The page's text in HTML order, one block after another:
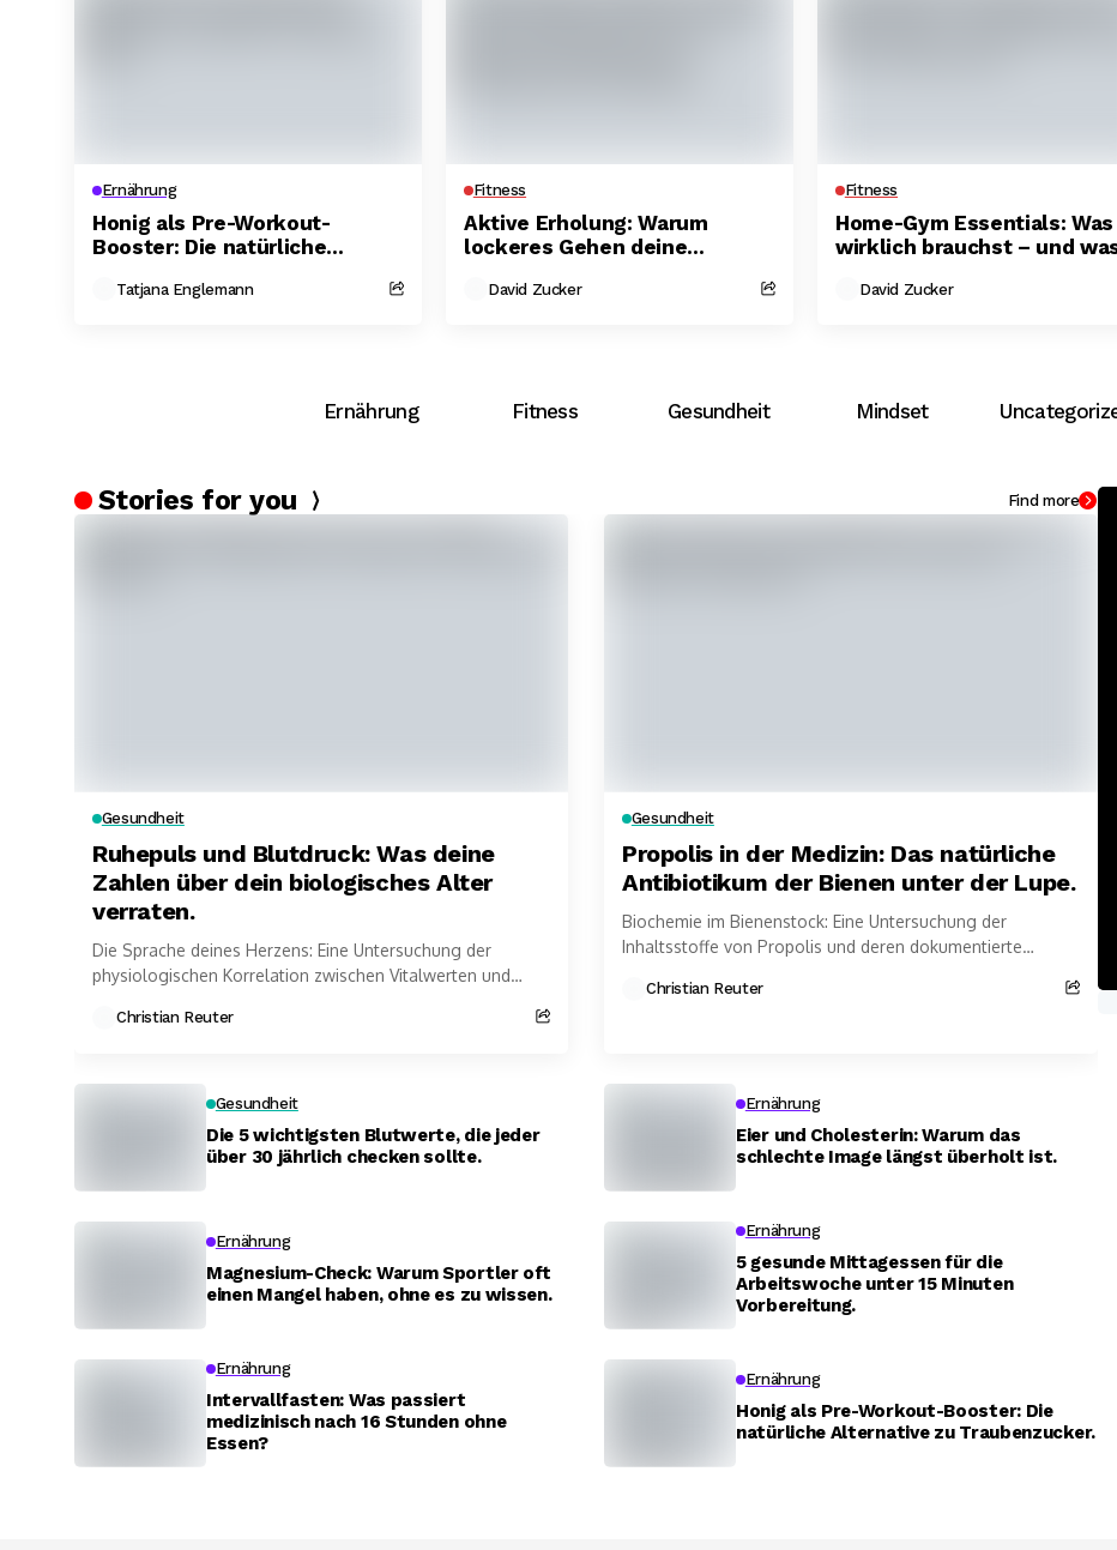
Ernährung
Honig als Pre-Workout-
Booster: Die natürliche
Tatjana Englemann
Fitness
Aktive Erholung: Warum
lockeres Gehen deine
lässt.
David Zucker
Fitness
Home-Gym Essentials:
wirklich brauchst – und
David Zucker
Ernährung Fitness Gesundheit Mindset
Stories for you Find more
Gesundheit
Ruhepuls und Blutdruck: Was deine
Zahlen über dein biologisches Alter
verraten.
Die Sprache deines Herzens: Eine Untersuchung der
physiologischen Korrelation zwischen Vitalwerten und
Christian Reuter
Gesundheit
Propolis in der Medizin: Das natürliche
Antibiotikum der Bienen unter der Lupe.
Biochemie im Bienenstock: Eine Untersuchung der
Inhaltsstoffe von Propolis und deren dokumentierte
Christian Reuter
Gesundheit
Die 5 wichtigsten Blutwerte, die jeder
über 30 jährlich checken sollte.
Ernährung
Eier und Cholesterin: Warum das
schlechte Image längst überholt ist.
Ernährung
Magnesium-Check: Warum Sportler oft
einen Mangel haben, ohne es zu wissen.
Ernährung
5 gesunde Mittagessen für die
Arbeitswoche unter 15 Minuten
Vorbereitung.
Ernährung
Intervallfasten: Was passiert
medizinisch nach 16 Stunden ohne
Essen?
Ernährung
Honig als Pre-Workout-Booster: Die
natürliche Alternative zu Traubenzucker.